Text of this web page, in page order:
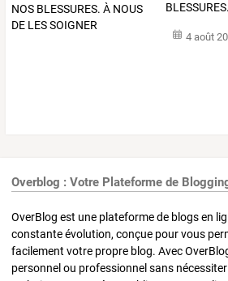
BLESSURES.
4 août
Overblog : Votre Plateforme de
OverBlog est une plateforme de blogs en
constante évolution, conçue pour vous
facilement votre propre blog. Avec
personnel ou professionnel sans